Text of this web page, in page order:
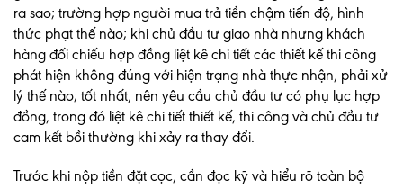
ra sao; trường hợp người mua trả tiền chậm tiến độ, hình
thức phạt thế nào; khi chủ đầu tư giao nhà nhưng khách
hàng đối chiếu hợp đồng liệt kê chi tiết các thiết kế thi công
phát hiện không đúng với hiện trạng nhà thực nhận, phải xử
lý thế nào; tốt nhất, nên yêu cầu chủ đầu tư có phụ lục hợp
đồng, trong đó liệt kê chi tiết thiết kế, thi công và chủ đầu tư
cam kết bồi thường khi xảy ra thay đổi.
Trước khi nộp tiền đặt cọc, cần đọc kỹ và hiểu rõ toàn bộ